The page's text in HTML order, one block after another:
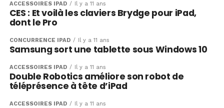
ACCESSOIRES IPAD Il y a 11 ans
CES : Et voilà les claviers Brydge pour iPad,
dont le Pro
CONCURRENCE IPAD Il y a 11 ans
Samsung sort une tablette sous Windows 10
ACCESSOIRES IPAD Il y a 11 ans
Double Robotics améliore son robot de
téléprésence à tête d’iPad
ACCESSOIRES IPAD Il y a 11 ans